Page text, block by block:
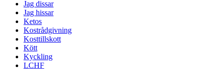
Jag dissar
Jag hissar
Ketos
Kostrådgivning
Kosttillskott
Kött
Kyckling
LCHF